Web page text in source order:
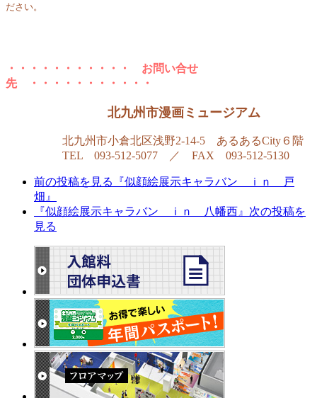
ださい。
・・・・・・・・・・・ お問い合せ
先 ・・・・・・・・・・・
北九州市漫画ミュージアム
北九州市小倉北区浅野2-14-5 あるあるCity６階
TEL 093-512-5077 ／ FAX 093-512-5130
前の投稿を見る
『似顔絵展示キャラバン ｉｎ 戸
畑』
『似顔絵展示キャラバン ｉｎ 八幡西』 次の投稿を
見る